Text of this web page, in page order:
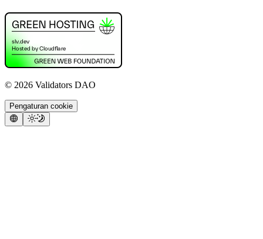
© 2026 Validators DAO
Pengaturan cookie